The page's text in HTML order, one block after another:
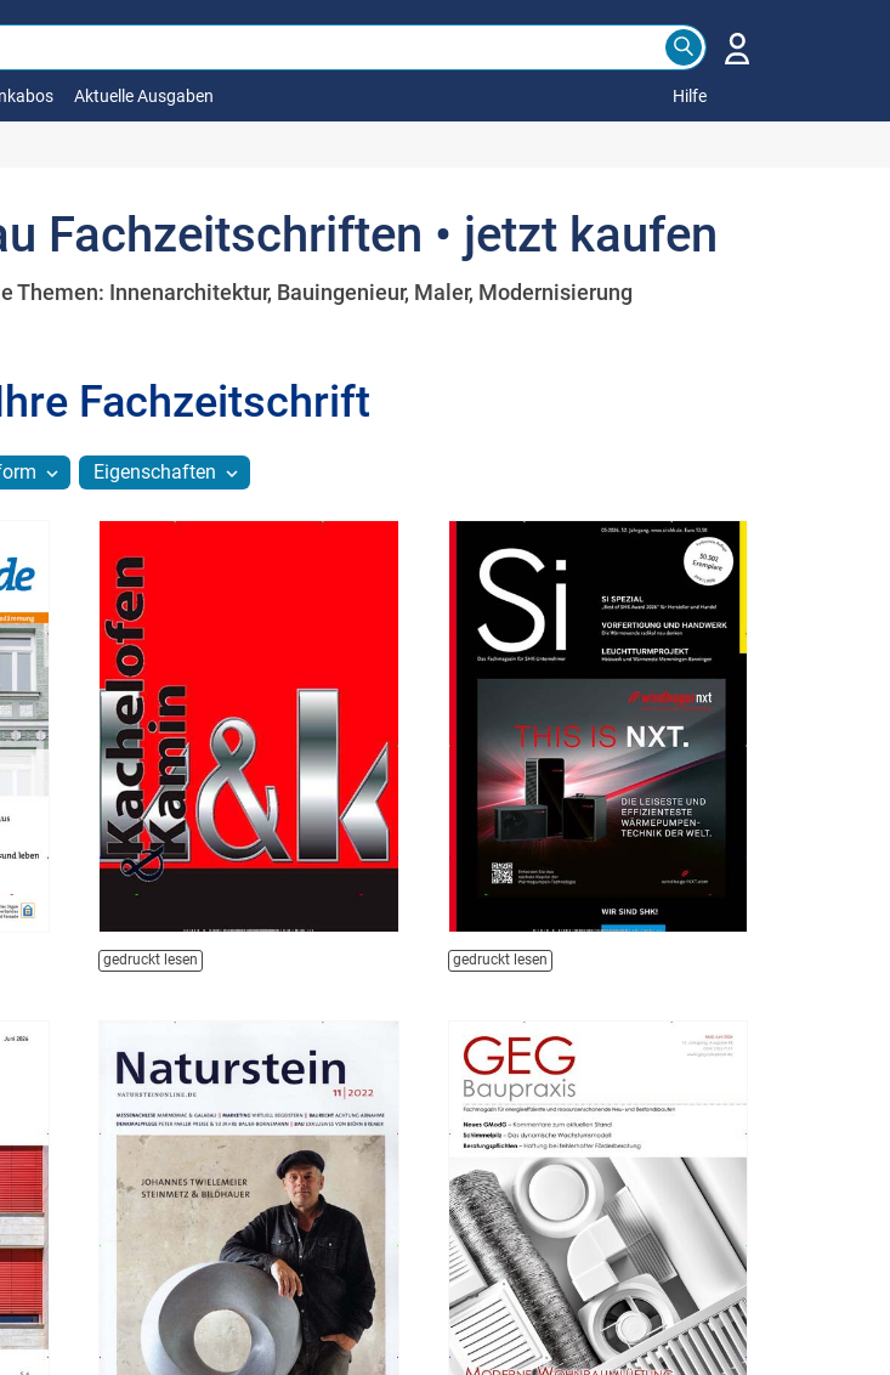
Aktuelle Ausgaben Hilfe
Fachzeitschriften • jetzt kaufen
Themen: Innenarchitektur, Bauingenieur, Maler, Modernisierung
Fachzeitschrift
expand_more Eigenschaften expand_more
gedruckt lesen gedruckt lesen